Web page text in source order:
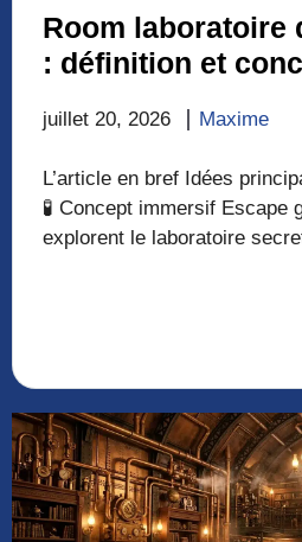
Room laboratoire
: définition et
juillet 20, 2026 Maxime
L’article en bref Idées
🧪 Concept immersif Escape
explorent le laboratoire